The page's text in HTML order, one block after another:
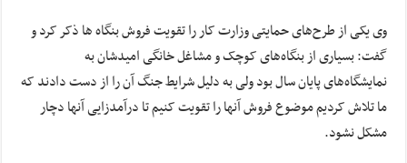
وی یکی از طرح‌های حمایتی وزارت کار را تقویت فروش بنگاه ها ذکر کرد و
گفت: بسیاری از بنگاه‌های کوچک و مشاغل خانگی امیدشان به
نمایشگاه‌های پایان سال بود ولی به دلیل شرایط جنگ آن را از دست دادند که
ما تلاش کردیم موضوع فروش آنها را تقویت کنیم تا درآمدزایی آنها دچار
مشکل نشود.